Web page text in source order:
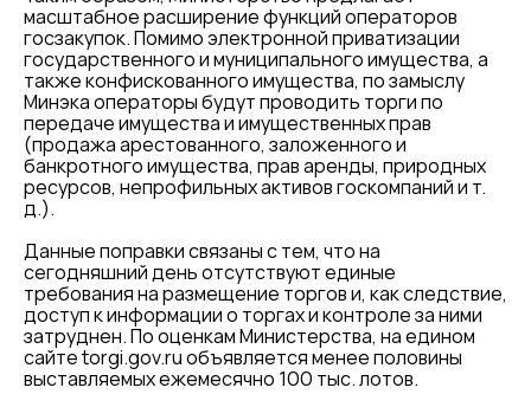
масштабное расширение функций операторов
госзакупок. Помимо электронной приватизации
государственного и муниципального имущества, а
также конфискованного имущества, по замыслу
Минэка операторы будут проводить торги по
передаче имущества и имущественных прав
(продажа арестованного, заложенного и
банкротного имущества, прав аренды, природных
ресурсов, непрофильных активов госкомпаний и т.
д.).
Данные поправки связаны с тем, что на
сегодняшний день отсутствуют единые
требования на размещение торгов и, как следствие,
доступ к информации о торгах и контроле за ними
затруднен. По оценкам Министерства, на едином
сайте torgi.gov.ru объявляется менее половины
выставляемых ежемесячно 100 тыс. лотов.